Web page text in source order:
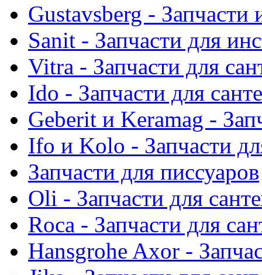
Gustavsberg - Запчасти
Sanit - Запчасти для
Vitra - Запчасти для
Ido - Запчасти для
Geberit и Keramag -
Ifo и Kolo - Запчасти
Запчасти для писсуаров
Oli - Запчасти для
Roca - Запчасти для
Hansgrohe Axor -